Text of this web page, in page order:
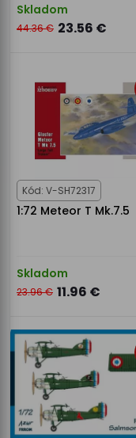
Skladom
44.36 € 23.56 €
Kód: V-SH72317
1:72 Meteor T Mk.7.5
Skladom
23.96 € 11.96 €